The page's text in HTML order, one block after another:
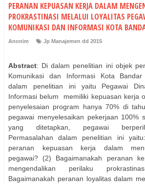
PERANAN KEPUASAN KERJA DALAM
PROKRASTINASI MELALUI LOYALITAS
KOMUNIKASI DAN INFORMASI KOTA
Anonim Jp Manajemen dd 2015
Abstract: Di dalam penelitian ini objek
Komunikasi dan Informasi Kota
dalam penelitian ini yaitu Pegawai
Informasi belum
memiliki kepuasan kerja
penyelesaian program hanya 70% di
pegawai menyelesaikan pekerjaan 100%
yang ditetapkan, pegawai
Permasalahan dalam penelitian ini
peranan kepuasan kerja dalam
pegawai? (2) Bagaimanakah peranan
mengendalikan perilaku
Bagaimanakah peranan loyalitas dalam